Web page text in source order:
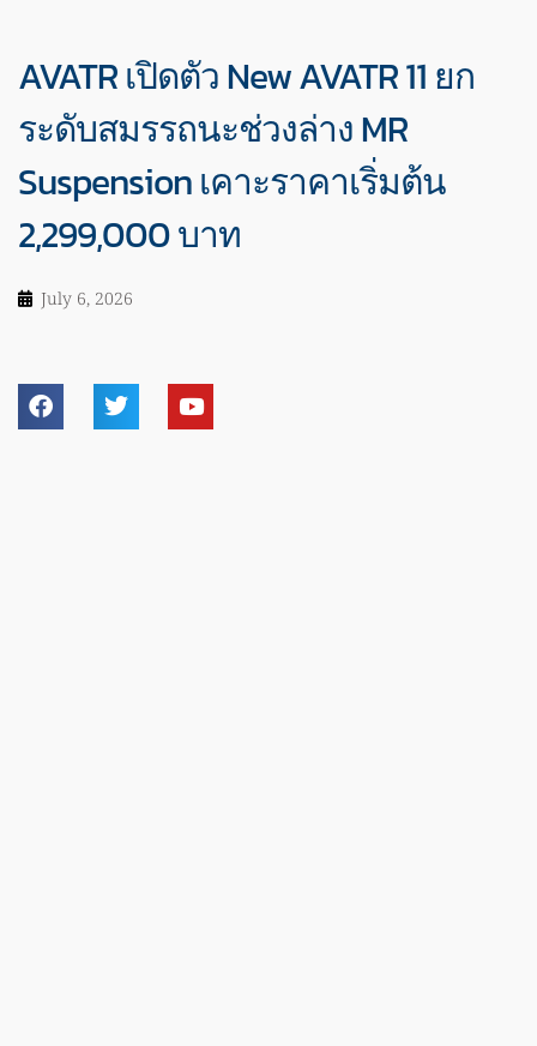
AVATR เปิดตัว New AVATR 11 ยก
ระดับสมรรถนะช่วงล่าง MR
Suspension เคาะราคาเริ่มต้น
2,299,000 บาท
July 6, 2026